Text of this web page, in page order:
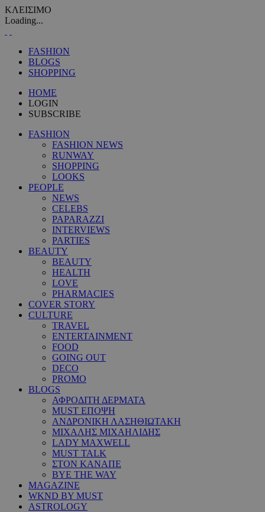
ΚΛΕΙΣΙΜΟ
Loading...
FASHION
BLOGS
SHOPPING
HOME
LOGIN
SUBSCRIBE
FASHION
FASHION NEWS
RUNWAY
SHOPPING
LOOKS
PEOPLE
NEWS
CELEBS
PAPARAZZI
INTERVIEWS
PARTIES
BEAUTY
BEAUTY
HEALTH
LOVE
PHARMACIES
COVER STORY
CULTURE
TRAVEL
ENTERTAINMENT
FOOD
GOING OUT
DECO
PROMO
BLOGS
ΑΦΡΟΔΙΤΗ ΔΕΡΜΑΤΑ
MUST ΕΠΟΨΗ
ΑΝΔΡΟΝΙΚΗ ΛΑΣΗΘΙΩΤΑΚΗ
ΜΙΧΑΛΗΣ ΜΙΧΑΗΛΙΔΗΣ
LADY MAXWELL
MUST TALK
ΣΤΟΝ ΚΑΝΑΠΕ
BYE THE WAY
MAGAZINE
WKND BY MUST
ASTROLOGY